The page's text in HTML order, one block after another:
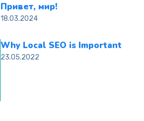
Привет, мир!
18.03.2024
Why Local SEO is Important
23.05.2022